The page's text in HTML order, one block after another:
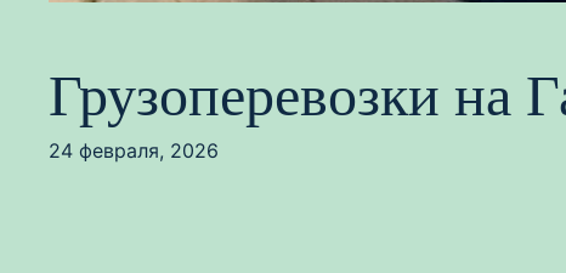
Грузоперевозки на
24 февраля, 2026